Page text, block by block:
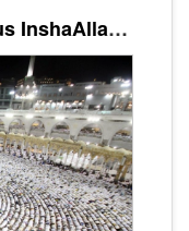
Alhamdulillah ! Haji Khusus InshaAllah Dapat Tambahan 10 Ribu Kuota